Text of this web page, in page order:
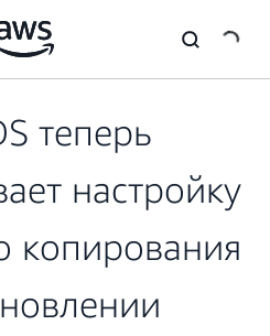
теперь
настройку
копирования